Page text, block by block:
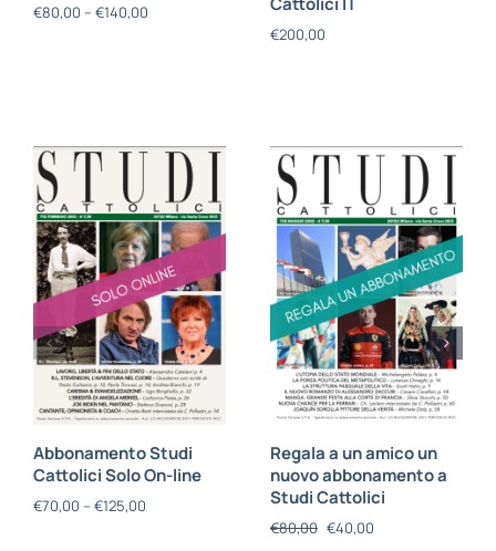
€80,00 – €140,00
€200,00
Abbonamento Studi
Cattolici Solo On-line
€70,00 – €125,00
Regala a un amico un
nuovo abbonamento a
Studi Cattolici
€80,00 €40,00